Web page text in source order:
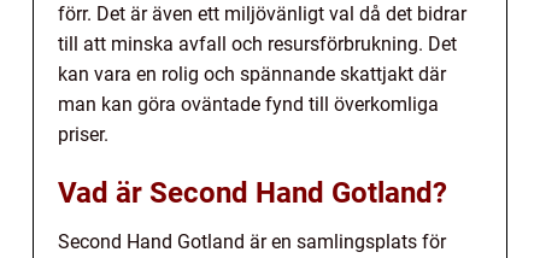
förr. Det är även ett miljövänligt val då det bidrar
till att minska avfall och resursförbrukning. Det
kan vara en rolig och spännande skattjakt där
man kan göra oväntade fynd till överkomliga
priser.
Vad är Second Hand Gotland?
Second Hand Gotland är en samlingsplats för